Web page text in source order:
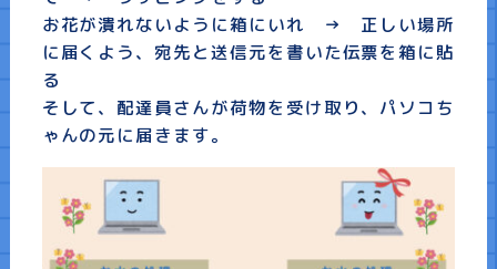
お花が潰れないように箱にいれ → 正しい場所
に届くよう、宛先と送信元を書いた伝票を箱に貼
る
そして、配達員さんが荷物を受け取り、パソコち
ゃんの元に届きます。